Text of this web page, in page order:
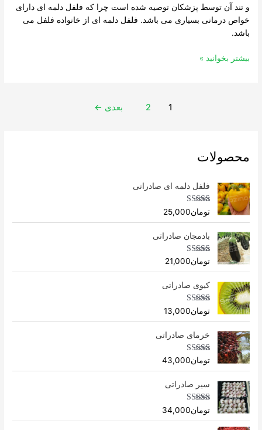
و تند آن توسط پزشکان توصیه شده است چرا که فلفل دلمه ای دارای
خواص درمانی بسیاری می باشد. فلفل دلمه ای از خانواده فلفل می
باشد.
بیشتر بخوانید »
1
2 بعدی ←
محصولات
فلفل دلمه ای صادراتی
Rated4.96
out of 5
تومان25,000
بادمجان صادراتی
Rated4.75
out of 5
تومان21,000
کیوی صادراتی
Rated4.75
out of 5
تومان13,000
خرمای صادراتی
Rated5.00
out of 5
تومان43,000
سیر صادراتی
Rated4.69
out of 5
تومان34,000